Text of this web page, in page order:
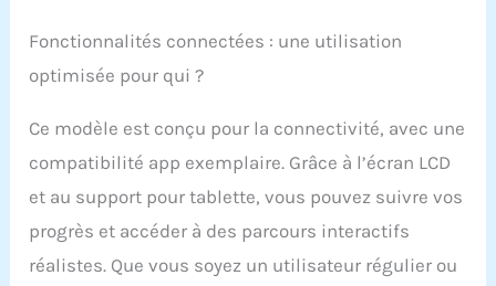
Fonctionnalités connectées : une utilisation
optimisée pour qui ?
Ce modèle est conçu pour la connectivité, avec une
compatibilité app exemplaire. Grâce à l’écran LCD
et au support pour tablette, vous pouvez suivre vos
progrès et accéder à des parcours interactifs
réalistes. Que vous soyez un utilisateur régulier ou